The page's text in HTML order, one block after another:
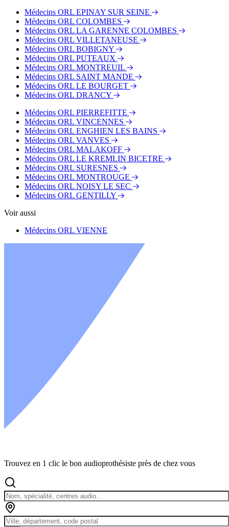
Médecins ORL EPINAY SUR SEINE
Médecins ORL COLOMBES
Médecins ORL LA GARENNE COLOMBES
Médecins ORL VILLETANEUSE
Médecins ORL BOBIGNY
Médecins ORL PUTEAUX
Médecins ORL MONTREUIL
Médecins ORL SAINT MANDE
Médecins ORL LE BOURGET
Médecins ORL DRANCY
Médecins ORL PIERREFITTE
Médecins ORL VINCENNES
Médecins ORL ENGHIEN LES BAINS
Médecins ORL VANVES
Médecins ORL MALAKOFF
Médecins ORL LE KREMLIN BICETRE
Médecins ORL SURESNES
Médecins ORL MONTROUGE
Médecins ORL NOISY LE SEC
Médecins ORL GENTILLY
Voir aussi
Médecins ORL VIENNE
Trouvez en 1 clic le bon audioprothésiste près de chez vous